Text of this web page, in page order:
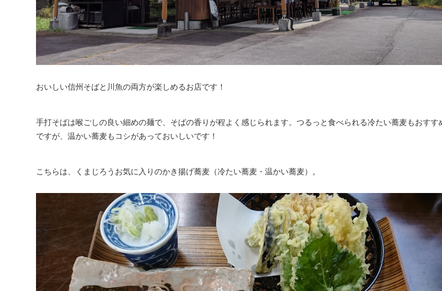
おいしい信州そばと川魚の両方が楽しめるお店です！
手打そばは喉ごしの良い細めの麺で、そばの香りが程よく感じられます。つるっと食べられる冷たい蕎麦もおすす
ですが、温かい蕎麦もコシがあっておいしいです！
こちらは、くまじろうお気に入りのかき揚げ蕎麦（冷たい蕎麦・温かい蕎麦）。